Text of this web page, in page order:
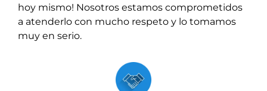
hoy mismo! Nosotros estamos comprometidos
a atenderlo con mucho respeto y lo tomamos
muy en serio.